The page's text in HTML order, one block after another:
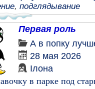
, подглядывание
Первая роль
А в попку
28 мая 2026
Ілона
в парке под